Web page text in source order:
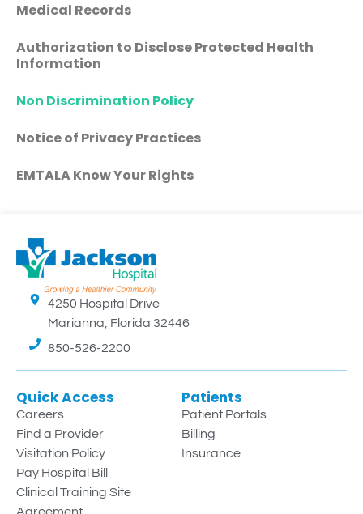
Medical Records
Authorization to Disclose Protected Health
Information
Non Discrimination Policy
Notice of Privacy Practices
EMTALA Know Your Rights
4250 Hospital Drive
Marianna, Florida 32446
850-526-2200
Quick Access
Careers
Find a Provider
Visitation Policy
Pay Hospital Bill
Clinical Training Site
Patients
Patient Portals
Billing
Insurance